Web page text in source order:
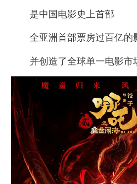
是中国电影史上首部
全亚洲首部票房过百亿的
并创造了全球单一电影市